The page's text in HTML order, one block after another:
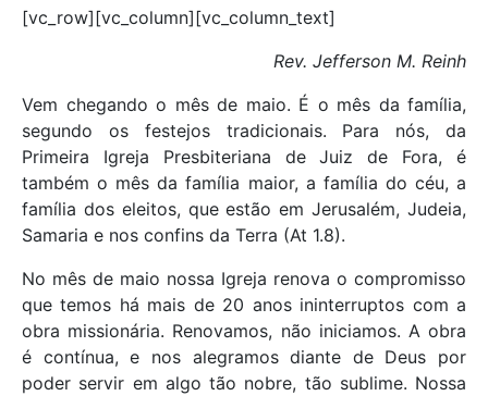
[vc_row][vc_column][vc_column_text]
Rev. Jefferson M. Reinh
Vem chegando o mês de maio. É o mês da família,
segundo os festejos tradicionais. Para nós, da
Primeira Igreja Presbiteriana de Juiz de Fora, é
também o mês da família maior, a família do céu, a
família dos eleitos, que estão em Jerusalém, Judeia,
Samaria e nos confins da Terra (At 1.8).
No mês de maio nossa Igreja renova o compromisso
que temos há mais de 20 anos ininterruptos com a
obra missionária. Renovamos, não iniciamos. A obra
é contínua, e nos alegramos diante de Deus por
poder servir em algo tão nobre, tão sublime. Nossa